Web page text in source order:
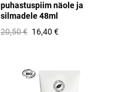
puhastuspiim näole ja
silmadele 48ml
20,50 € 16,40 €